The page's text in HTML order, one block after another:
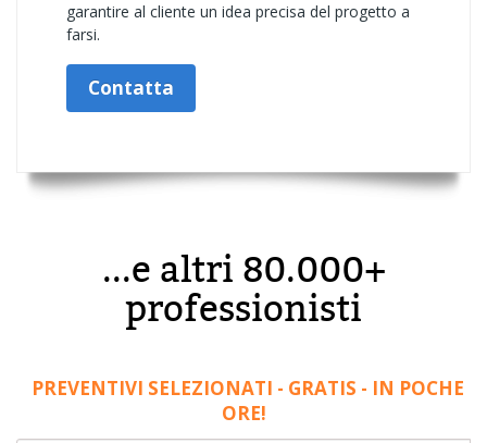
garantire al cliente un idea precisa del progetto a
farsi.
Contatta
...e altri 80.000+
professionisti
PREVENTIVI SELEZIONATI - GRATIS - IN POCHE
ORE!